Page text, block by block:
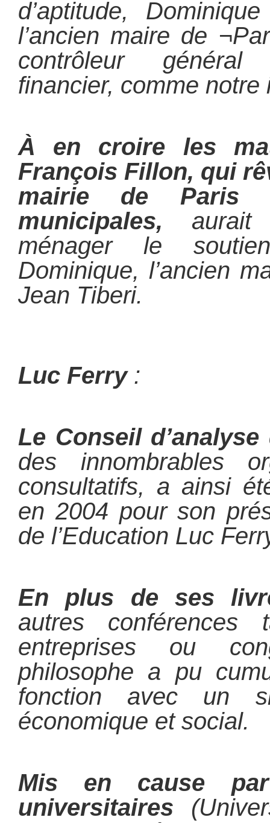
d’aptitude,
l’ancien maire de
contrôleur
financier, comme
À en croire les
François Fillon, qui
mairie de Paris
municipales, aurait
ménager le
Dominique, l’ancien
Jean Tiberi.
Luc Ferry:
Le Conseil
des innombrables
consultatifs, a ainsi
en 2004 pour son
de l’Education Luc
En plus de ses
autres conférences
entreprises ou
philosophe a pu
fonction avec un
économique et social.
Mis en cause
universitaires